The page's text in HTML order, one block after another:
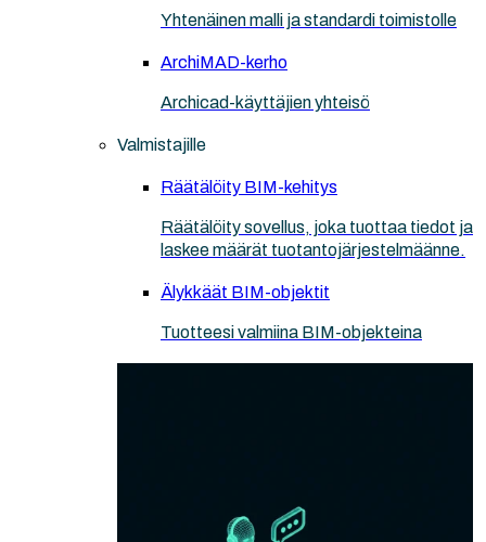
Yhtenäinen malli ja standardi toimistolle
ArchiMAD-kerho
Archicad-käyttäjien yhteisö
Valmistajille
Räätälöity BIM-kehitys
Räätälöity sovellus, joka tuottaa tiedot ja
laskee määrät tuotantojärjestelmäänne.
Älykkäät BIM-objektit
Tuotteesi valmiina BIM-objekteina